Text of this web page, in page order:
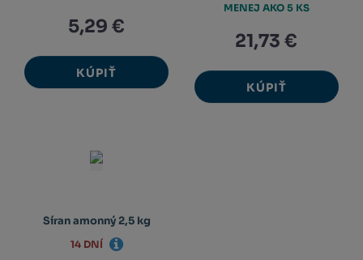
5,29 €
KÚPIŤ
21,73 €
KÚPIŤ
MENEJ AKO 5 KS
Síran amonný 2,5 kg
14 DNÍ